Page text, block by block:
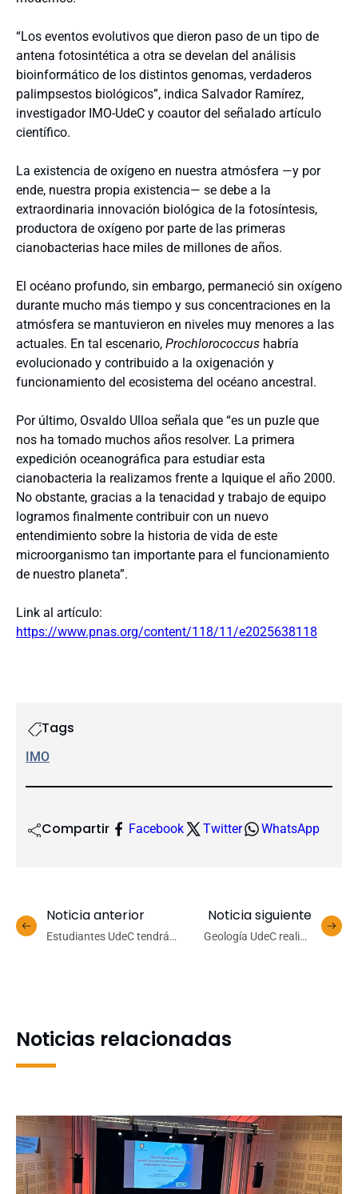
“Los eventos evolutivos que dieron paso de un tipo de
antena fotosintética a otra se develan del análisis
bioinformático de los distintos genomas, verdaderos
palimpsestos biológicos”, indica Salvador Ramírez,
investigador IMO-UdeC y coautor del señalado artículo
científico.
La existencia de oxígeno en nuestra atmósfera —y por
ende, nuestra propia existencia— se debe a la
extraordinaria innovación biológica de la fotosíntesis,
productora de oxígeno por parte de las primeras
cianobacterias hace miles de millones de años.
El océano profundo, sin embargo, permaneció sin oxígeno
durante mucho más tiempo y sus concentraciones en la
atmósfera se mantuvieron en niveles muy menores a las
actuales. En tal escenario, Prochlorococcus habría
evolucionado y contribuido a la oxigenación y
funcionamiento del ecosistema del océano ancestral.
Por último, Osvaldo Ulloa señala que “es un puzle que
nos ha tomado muchos años resolver. La primera
expedición oceanográfica para estudiar esta
cianobacteria la realizamos frente a Iquique el año 2000.
No obstante, gracias a la tenacidad y trabajo de equipo
logramos finalmente contribuir con un nuevo
entendimiento sobre la historia de vida de este
microorganismo tan importante para el funcionamiento
de nuestro planeta”.
Link al artículo:
https://www.pnas.org/content/118/11/e2025638118
Tags
IMO
Compartir Facebook Twitter WhatsApp
Noticia anterior
Estudiantes UdeC tendrán
Noticia siguiente
Geología UdeC realizó
Noticias relacionadas